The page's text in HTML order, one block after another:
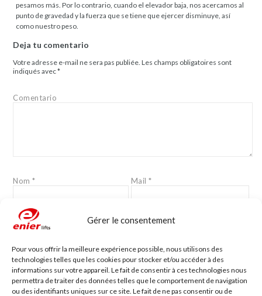
Gérer le consentement
Pour vous offrir la meilleure expérience possible, nous utilisons des
technologies telles que les cookies pour stocker et/ou accéder à des
informations sur votre appareil. Le fait de consentir à ces technologies nous
permettra de traiter des données telles que le comportement de navigation
ou des identifiants uniques sur ce site. Le fait de ne pas consentir ou de
pesamos más. Por lo contrario, cuando el elevador baja, nos acercamos al
punto de gravedad y la fuerza que se tiene que ejercer disminuye, así
como nuestro peso.
Deja tu comentario
Votre adresse e-mail ne sera pas publiée. Les champs obligatoires sont
indiqués avec*
Comentario
Nom* Mail*
Site web